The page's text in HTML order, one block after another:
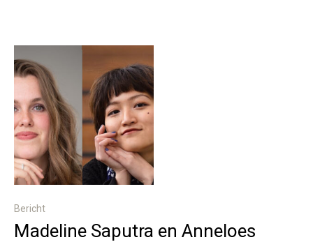
Bericht
Madeline Saputra en Anneloes